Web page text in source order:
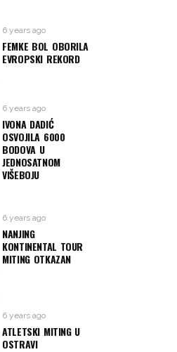
6 years ago
FEMKE BOL OBORILA
EVROPSKI REKORD
6 years ago
IVONA DADIĆ
OSVOJILA 6000
BODOVA U
JEDNOSATNOM
VIŠEBOJU
6 years ago
NANJING
KONTINENTAL TOUR
MITING OTKAZAN
6 years ago
ATLETSKI MITING U
OSTRAVI